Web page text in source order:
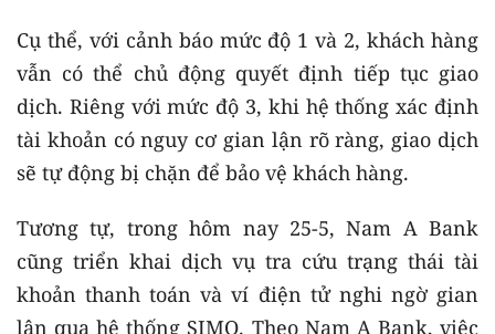
Cụ thể, với cảnh báo mức độ 1 và 2, khách hàng
vẫn có thể chủ động quyết định tiếp tục giao
dịch. Riêng với mức độ 3, khi hệ thống xác định
tài khoản có nguy cơ gian lận rõ ràng, giao dịch
sẽ tự động bị chặn để bảo vệ khách hàng.
Tương tự, trong hôm nay 25-5, Nam A Bank
cũng triển khai dịch vụ tra cứu trạng thái tài
khoản thanh toán và ví điện tử nghi ngờ gian
lận qua hệ thống SIMO. Theo Nam A Bank, việc